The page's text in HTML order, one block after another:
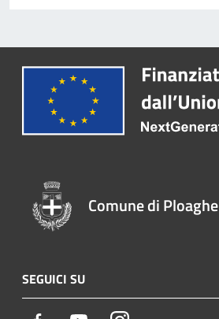
Comune di Ploaghe
SEGUICI SU